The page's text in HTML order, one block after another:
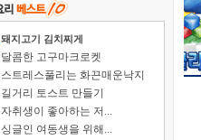
돼지고기 김치찌게
달콤한 고구마크로켓
스트레스풀리는 화끈매운낙지
길거리 토스트 만들기
자취생이 좋아하는 저...
싱글인 여동생을 위해...